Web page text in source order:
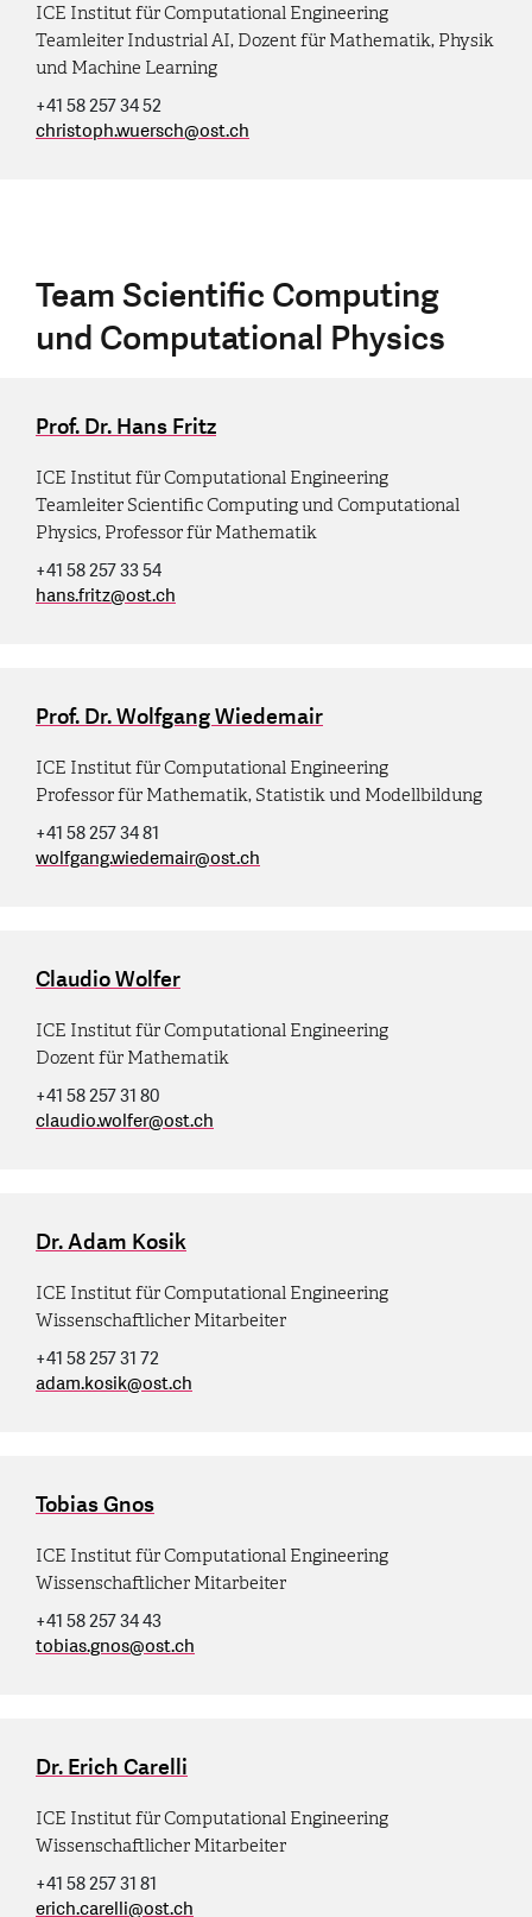
ICE Institut für Computational Engineering
Teamleiter Industrial AI, Dozent für Mathematik, Physik
und Machine Learning
+41 58 257 34 52
christoph.wuersch@ost.ch
Team Scientific Computing
und Computational Physics
Prof. Dr. Hans Fritz
ICE Institut für Computational Engineering
Teamleiter Scientific Computing und Computational
Physics, Professor für Mathematik
+41 58 257 33 54
hans.fritz@ost.ch
Prof. Dr. Wolfgang Wiedemair
ICE Institut für Computational Engineering
Professor für Mathematik, Statistik und Modellbildung
+41 58 257 34 81
wolfgang.wiedemair@ost.ch
Claudio Wolfer
ICE Institut für Computational Engineering
Dozent für Mathematik
+41 58 257 31 80
claudio.wolfer@ost.ch
Dr. Adam Kosik
ICE Institut für Computational Engineering
Wissenschaftlicher Mitarbeiter
+41 58 257 31 72
adam.kosik@ost.ch
Tobias Gnos
ICE Institut für Computational Engineering
Wissenschaftlicher Mitarbeiter
+41 58 257 34 43
tobias.gnos@ost.ch
Dr. Erich Carelli
ICE Institut für Computational Engineering
Wissenschaftlicher Mitarbeiter
+41 58 257 31 81
erich.carelli@ost.ch